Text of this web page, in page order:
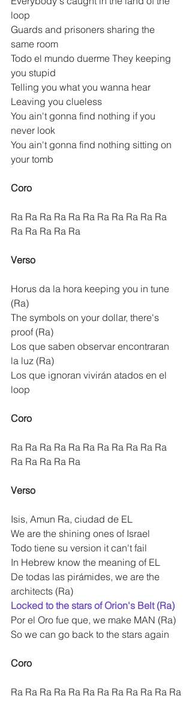
loop
Guards and prisoners sharing the
same room
Todo el mundo duerme They keeping
you stupid
Telling you what you wanna hear
Leaving you clueless
You ain't gonna find nothing if you
never look
You ain't gonna find nothing sitting on
your tomb
Coro
Ra Ra Ra Ra Ra Ra Ra Ra Ra Ra Ra
Ra Ra Ra Ra Ra
Verso
Horus da la hora keeping you in tune
(Ra)
The symbols on your dollar, there's
proof (Ra)
Los que saben observar encontraran
la luz (Ra)
Los que ignoran vivirán atados en el
loop
Coro
Ra Ra Ra Ra Ra Ra Ra Ra Ra Ra Ra
Ra Ra Ra Ra Ra
Verso
Isis, Amun Ra, ciudad de EL
We are the shining ones of Israel
Todo tiene su version it can't fail
In Hebrew know the meaning of EL
De todas las pirámides, we are the
architects (Ra)
Locked to the stars of Orion's Belt (Ra)
Por el Oro fue que, we make MAN (Ra)
So we can go back to the stars again
Coro
Ra Ra Ra Ra Ra Ra Ra Ra Ra Ra Ra Ra